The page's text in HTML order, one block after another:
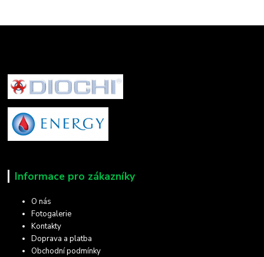
Informace pro zákazníky
O nás
Fotogalerie
Kontakty
Doprava a platba
Obchodní podmínky